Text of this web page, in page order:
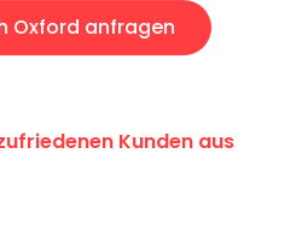
Oxford anfragen
Kunden aus